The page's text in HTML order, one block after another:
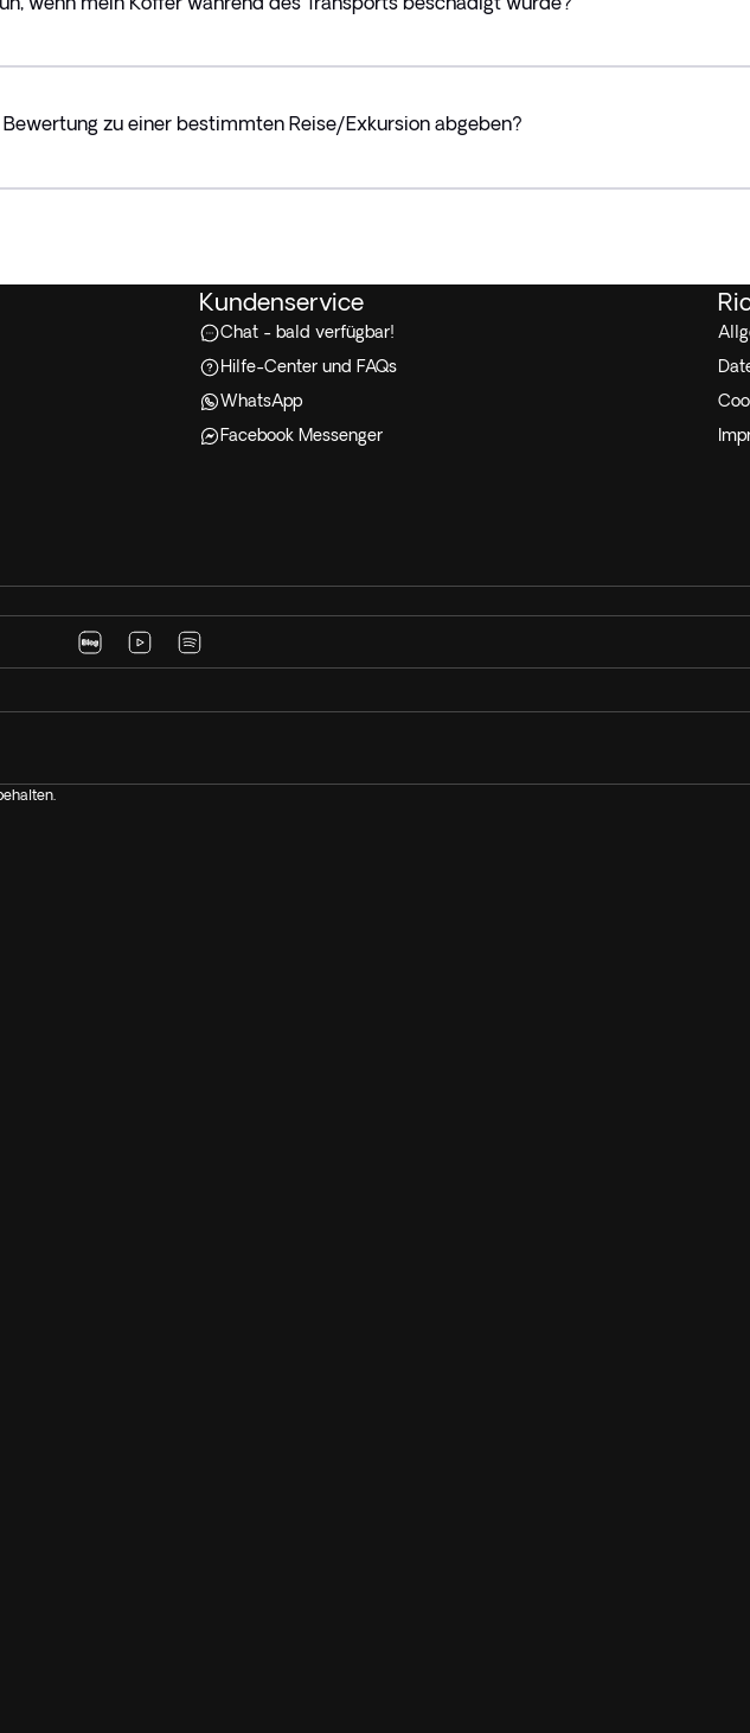
Bewertung zu einer bestimmten Reise/Exkursion abgeben?